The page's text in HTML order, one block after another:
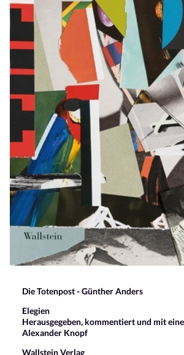
Die Totenpost - Günther Anders
Elegien
Herausgegeben, kommentiert und mit
Alexander Knopf
Wallstein Verlag